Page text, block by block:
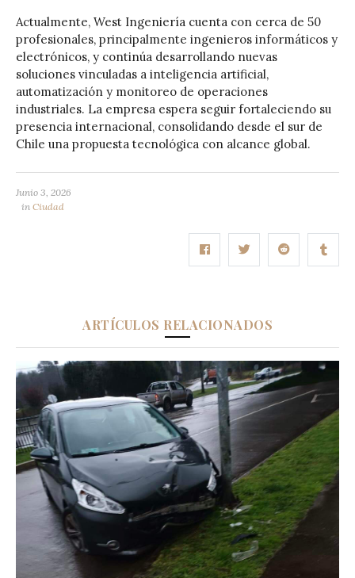
Actualmente, West Ingeniería cuenta con cerca de 50
profesionales, principalmente ingenieros informáticos y
electrónicos, y continúa desarrollando nuevas
soluciones vinculadas a inteligencia artificial,
automatización y monitoreo de operaciones
industriales. La empresa espera seguir fortaleciendo su
presencia internacional, consolidando desde el sur de
Chile una propuesta tecnológica con alcance global.
Junio 3, 2026
in Ciudad
ARTÍCULOS RELACIONADOS